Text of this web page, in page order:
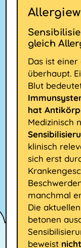
gleich
Das ist
überhaupt.
Blut
hat
Medizinisch
klinisch
sich erst
manchmal
Die
betonen
beweist